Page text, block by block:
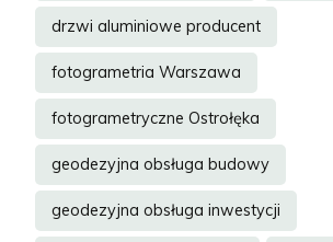
drzwi aluminiowe producent
fotogrametria Warszawa
fotogrametryczne Ostrołęka
geodezyjna obsługa budowy
geodezyjna obsługa inwestycji